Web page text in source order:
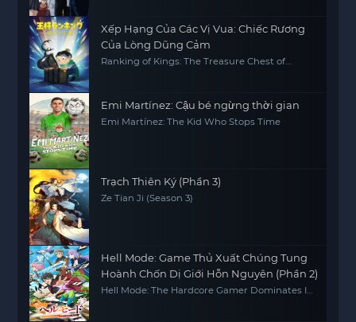
Xếp Hạng Của Các Vị Vua: Chiếc Rương
Của Lòng Dũng Cảm
Ranking of Kings: The Treasure Chest of
Emi Martínez: Cậu bé ngừng thời gian
Emi Martínez: The Kid Who Stops Time
Trạch Thiên Ký (Phần 3)
Ze Tian Ji (Season 3)
Hell Mode: Game Thủ Xuất Chúng Tung
Hoành Chốn Dị Giới Hỗn Nguyên (Phần 2)
Hell Mode: The Hardcore Gamer Dominates In